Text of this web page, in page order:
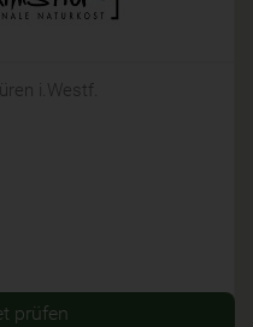
prüfen
i.Westf.